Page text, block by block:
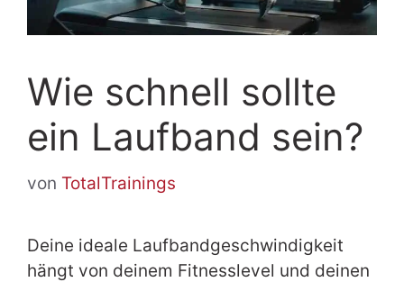
Wie schnell sollte
ein Laufband sein?
von TotalTrainings
Deine ideale Laufbandgeschwindigkeit
hängt von deinem Fitnesslevel und deinen